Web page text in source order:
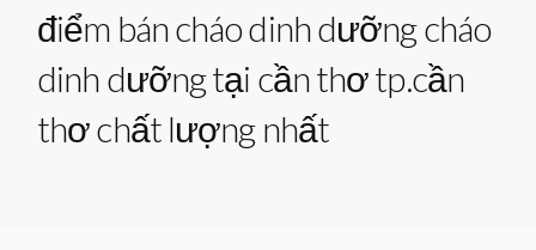
điểm bán cháo dinh dưỡng cháo
dinh dưỡng tại cần thơ tp.cần
thơ chất lượng nhất